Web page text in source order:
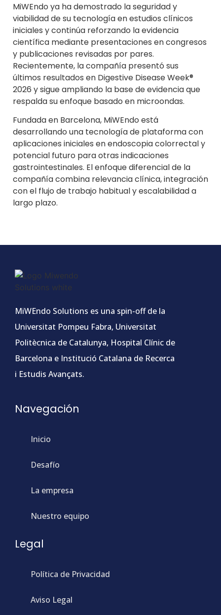
MiWEndo ya ha demostrado la seguridad y
viabilidad de su tecnología en estudios clínicos
iniciales y continúa reforzando la evidencia
científica mediante presentaciones en congresos
y publicaciones revisadas por pares.
Recientemente, la compañía presentó sus
últimos resultados en Digestive Disease Week®
2026 y sigue ampliando la base de evidencia que
respalda su enfoque basado en microondas.
Fundada en Barcelona, MiWEndo está
desarrollando una tecnología de plataforma con
aplicaciones iniciales en endoscopia colorrectal y
potencial futuro para otras indicaciones
gastrointestinales. El enfoque diferencial de la
compañía combina relevancia clínica, integración
con el flujo de trabajo habitual y escalabilidad a
largo plazo.
MiWEndo Solutions es una spin-off de la
Universitat Pompeu Fabra, Universitat
Politècnica de Catalunya, Hospital Clínic de
Barcelona e Institució Catalana de Recerca
i Estudis Avançats.
Navegación
Inicio
Desafío
La empresa
Nuestro equipo
Legal
Política de Privacidad
Aviso Legal